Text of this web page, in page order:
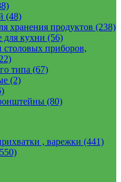
(48)
хранения продуктов (238)
для кухни (56)
приборов,
типа (67)
(2)
(80)
, варежки (441)